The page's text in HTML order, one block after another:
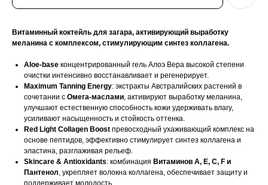
Витаминный коктейль для загара, активирующий выработку
меланина с комплексом, стимулирующим синтез коллагена.
Aloe-base концентрированный гель Алоэ Вера высокой степени
очистки интенсивно восстанавливает и регенерирует.
Maximum Tanning Energy: экстракты Австралийских растений в
сочетании с Омега-маслами, активируют выработку меланина,
улучшают естественную способность кожи удерживать влагу,
усиливают насыщенность и стойкость оттенка.
Red Light Collagen Boost превосходный ухаживающий комплекс на
основе пептидов, эффективно стимулирует синтез коллагена и
эластина, разглаживая рельеф.
Skincare & Antioxidants: комбинация Витаминов A, E, C, F и
Пантенол, укрепляет волокна коллагена, обеспечивает защиту и